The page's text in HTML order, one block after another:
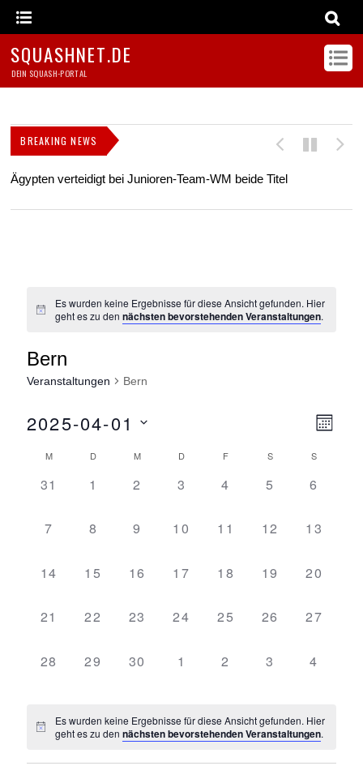
SQUASHNET.DE
DEIN SQUASH-PORTAL
BREAKING NEWS
Ägypten verteidigt bei Junioren-Team-WM beide Titel
Es wurden keine Ergebnisse für diese Ansicht gefunden. Hier
geht es zu den nächsten bevorstehenden Veranstaltungen.
Bern
Veranstaltungen Bern
M
N
T
2025-04-01
Kalender
von
M D M D F S S
0
31
0
1
0
2
0
3
0
4
0
5
0
6
0
7
0
8
0
9
0
10
0
11
0
12
0
13
0
14
0
15
0
16
0
17
0
18
0
19
0
20
0
21
0
22
0
23
0
24
0
25
0
26
0
27
0
28
0
29
0
30
0
1
0
2
0
3
0
4
Es wurden keine Ergebnisse für diese Ansicht gefunden. Hier
geht es zu den nächsten bevorstehenden Veranstaltungen.